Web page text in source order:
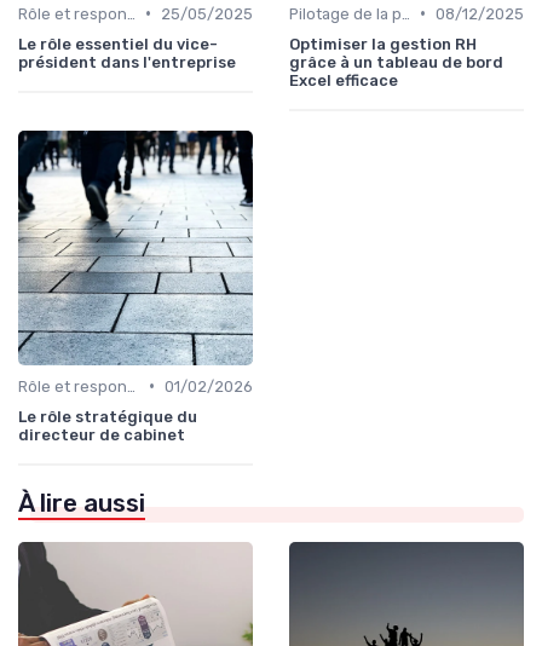
•
25/05/2025
Le rôle essentiel du vice-
président dans l'entreprise
• 08/12/2025
Optimiser la gestion RH
grâce à un tableau de bord
Excel efficace
• 01/02/2026
Le rôle stratégique du
directeur de cabinet
À lire aussi